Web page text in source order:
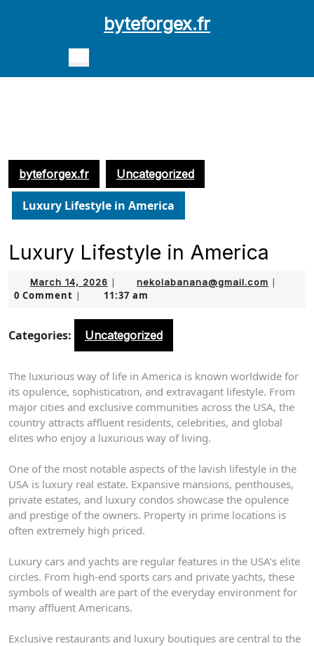
byteforgex.fr
byteforgex.fr Uncategorized
Luxury Lifestyle in America
Luxury Lifestyle in America
March 14, 2026 March
14,
| nekolabanana@gmail.com |
0 Comment | 11:37 am
Categories: Uncategorized
The luxurious way of life in America is known worldwide for
its opulence, sophistication, and extravagant lifestyle. From
major cities and exclusive communities across the USA, the
country attracts affluent residents, celebrities, and global
elites who enjoy a luxurious way of living.
One of the most notable aspects of the lavish lifestyle in the
USA is luxury real estate. Expansive mansions, penthouses,
private estates, and luxury condos showcase the opulence
and prestige of the owners. Property in prime locations is
often extremely high priced.
Luxury cars and yachts are regular features in the USA’s elite
circles. From high-end sports cars and private yachts, these
symbols of wealth are part of the everyday environment for
many affluent Americans.
Exclusive restaurants and luxury boutiques are central to the